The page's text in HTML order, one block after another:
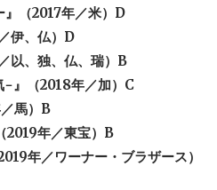
』（2017年／米）D
伊、仏）D
以、独、仏、瑞）B
』（2018年／加）C
馬）B
2019年／東宝）B
年／ワーナー・ブラザース）